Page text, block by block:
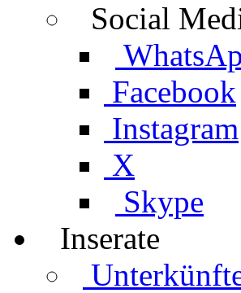
Social
Facebook
Instagram
X
Skype
Inserate